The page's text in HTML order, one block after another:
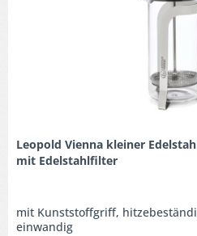
Leopold Vienna kleiner
mit Edelstahlfilter
mit Kunststoffgriff,
einwandig